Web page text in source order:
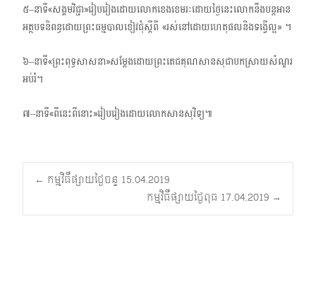
៥–នាទី«សង្គមវិជ្ជា»រៀបរៀង​ដោយ​លោក​ខេង​ខេមរៈដោយថ្ងៃនេះលោកនឹងបន្តអាន
អត្ថបទនិពន្ធ​ដោយព្រះធម្មបាលខៀវជុំស្តីពី «រស់នៅដោយហេតុផលនិងទង្វើល្អ» ។
៦–នាទី«ព្រះពុទ្ធសាសនា»សម្តែងដោយព្រះតេជគុណសានសុជាបកស្រាយសំណួរ
អប់រំ។
៧–នាទី«ពីនេះពីនោះ»រៀបរៀងដោយលោកសានសុវិទ្យ៕
Post
navigation
← កម្មវិធីផ្សាយថ្ងៃចន្ទ 15.04.2019
កម្មវិធីផ្សាយថ្ងៃពុធ 17.04.2019 →